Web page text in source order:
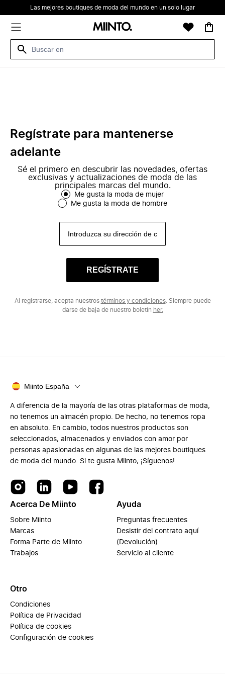
Las mejores boutiques de moda del mundo en un solo lugar
Regístrate para mantenerse
adelante
Sé el primero en descubrir las novedades, ofertas
exclusivas y actualizaciones de moda de las
principales marcas del mundo.
Me gusta la moda de mujer
Me gusta la moda de hombre
REGÍSTRATE
Al registrarse, acepta nuestros términos y condiciones. Siempre puede
darse de baja de nuestro boletín her.
Miinto España
A diferencia de la mayoría de las otras plataformas de moda,
no tenemos un almacén propio. De hecho, no tenemos ropa
en absoluto. En cambio, todos nuestros productos son
seleccionados, almacenados y enviados con amor por
personas apasionadas en algunas de las mejores boutiques
de moda del mundo. Si te gusta Miinto, ¡Síguenos!
Acerca De Miinto
Sobre Miinto
Marcas
Forma Parte de Miinto
Trabajos
Ayuda
Preguntas frecuentes
Desistir del contrato aquí
(Devolución)
Servicio al cliente
Otro
Condiciones
Política de Privacidad
Política de cookies
Configuración de cookies